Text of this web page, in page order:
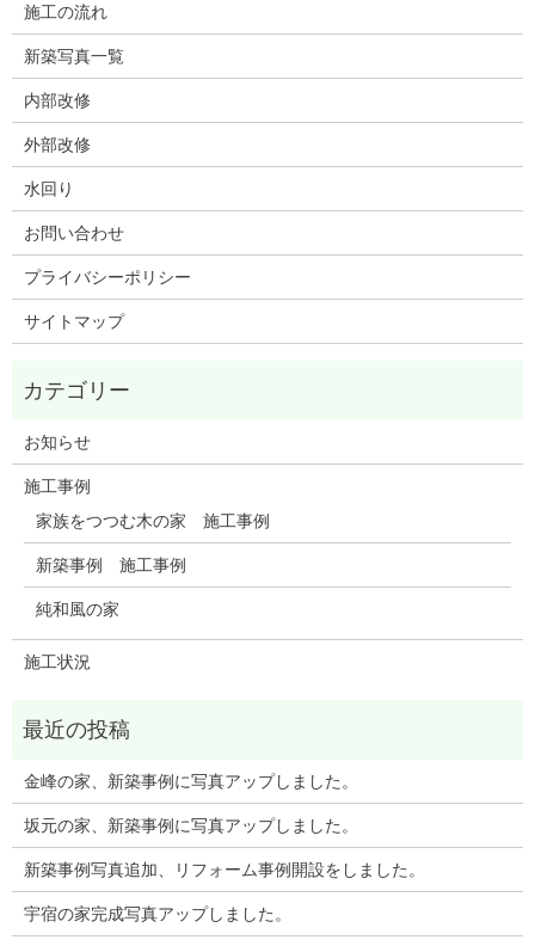
施工の流れ
新築写真一覧
内部改修
外部改修
水回り
お問い合わせ
プライバシーポリシー
サイトマップ
お知らせ
施工事例
家族をつつむ木の家 施工事例
新築事例 施工事例
純和風の家
施工状況
金峰の家、新築事例に写真アップしました。
坂元の家、新築事例に写真アップしました。
新築事例写真追加、リフォーム事例開設をしました。
宇宿の家完成写真アップしました。